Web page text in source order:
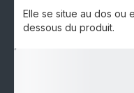
Elle se situe au dos ou
dessous du produit.